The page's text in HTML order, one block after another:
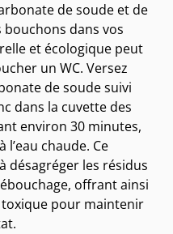
de soude et de
dans vos
et écologique peut
un WC. Versez
de soude suivi
dans la cuvette des
environ 30 minutes,
chaude. Ce
désagréger les résidus
offrant ainsi
pour maintenir